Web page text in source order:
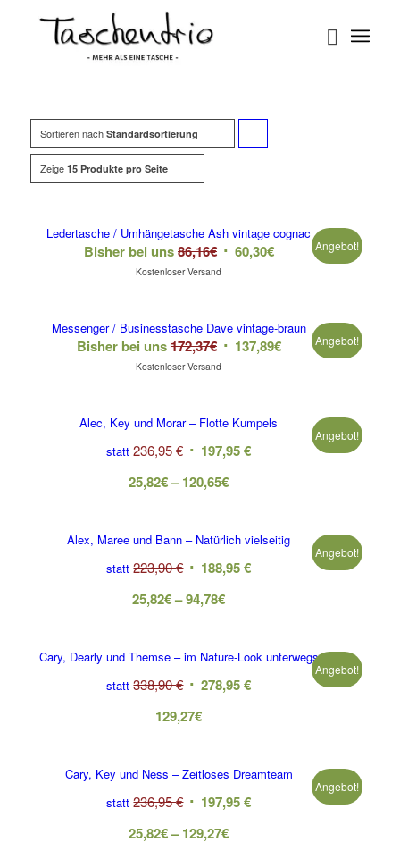
Sortieren nach Standardsortierung
in
zu
sortieren
Zeige 15 Produkte pro Seite
Ledertasche / Umhängetasche Ash vintage cognac
Bisher bei uns86,16€ 60,30€
Kostenloser Versand
Angebot!
Messenger / Businesstasche Dave vintage-braun
Bisher bei uns172,37€ 137,89€
Kostenloser Versand
Angebot!
Alec, Key und Morar – Flotte Kumpels
statt 236,95€ 197,95€
Angebot!
25,82€–120,65€
Alex, Maree und Bann – Natürlich vielseitig
statt 223,90€ 188,95€
Angebot!
25,82€–94,78€
Cary, Dearly und Themse – im Nature-Look unterwegs
statt 338,90€ 278,95€
Angebot!
129,27€
Cary, Key und Ness – Zeitloses Dreamteam
statt 236,95€ 197,95€
Angebot!
25,82€–129,27€